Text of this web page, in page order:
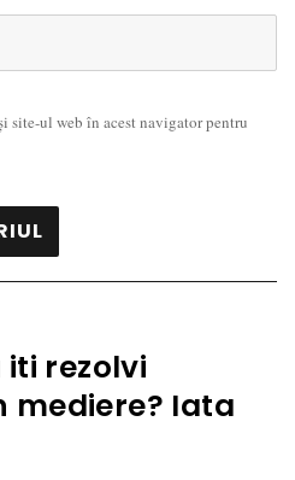
site-ul web în acest navigator pentru
rezolvi
mediere? Iata